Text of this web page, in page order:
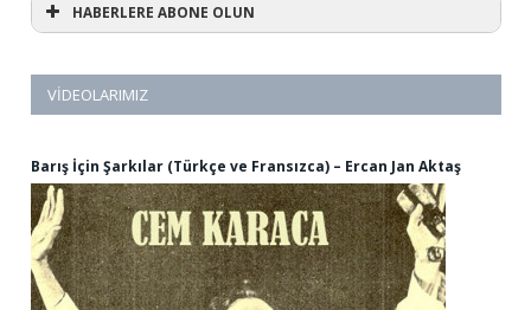
HABERLERE ABONE OLUN
VIDEOLARIMIZ
Barış İçin Şarkılar (Türkçe ve Fransızca) – Ercan Jan Aktaş